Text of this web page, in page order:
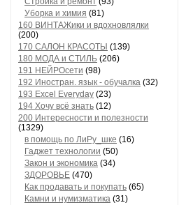
Уборка и химия (81)
160 ВИНТАЖики и вдохновлялки
(200)
170 САЛОН КРАСОТЫ (139)
180 МОДА и СТИЛЬ (206)
191 НЕЙРОсети (98)
192 Иностран. язык - обучалка (32)
193 Excel Everyday (23)
194 Хочу всё знать (12)
200 Интересности и полезности
(1329)
в помощь по ЛиРу_шке (16)
Гаджет технологии (50)
Закон и экономика (34)
ЗДОРОВЬЕ (470)
Как продавать и покупать (65)
Камни и нумизматика (31)